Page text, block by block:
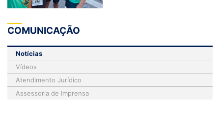
COMUNICAÇÃO
Notícias
Vídeos
Atendimento Jurídico
Assessoria de Imprensa